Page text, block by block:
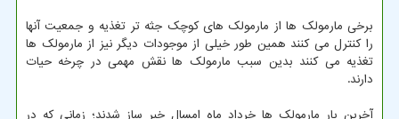
برخی مارمولک ها از مارمولک های کوچک جثه تر تغذیه و جمعیت آنها
را کنترل می کنند همین طور خیلی از موجودات دیگر نیز از مارمولک ها
تغذیه می کنند بدین سبب مارمولک ها نقش مهمی در چرخه حیات
دارند.
آخرین بار مارمولک ها خرداد ماه امسال خبر ساز شدند؛ زمانی که در